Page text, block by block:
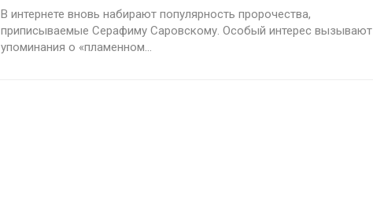
В интернете вновь набирают популярность пророчества,
приписываемые Серафиму Саровскому. Особый интерес вызывают
упоминания о «пламенном...